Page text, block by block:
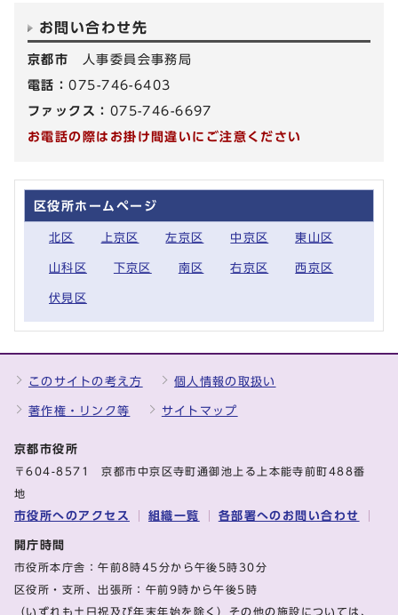
お問い合わせ先
京都市
人事委員会事務局
電話：075-746-6403
ファックス： 075-746-6697
お電話の際はお掛け間違いにご注意ください
区役所ホームページ
北区 上京区 左京区 中京区 東山区
山科区 下京区 南区 右京区 西京区
伏見区
このサイトの考え方 個人情報の取扱い
著作権・リンク等 サイトマップ
京都市役所
〒604-8571 京都市中京区寺町通御池上る上本能寺前町488番
地
市役所へのアクセス 組織一覧 各部署へのお問い合わせ
開庁時間
市役所本庁舎：午前8時45分から午後5時30分
区役所・支所、出張所：午前9時から午後5時
（いずれも土日祝及び年末年始を除く）その他の施設については、